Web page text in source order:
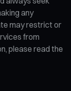
any
may restrict or
from
please read the